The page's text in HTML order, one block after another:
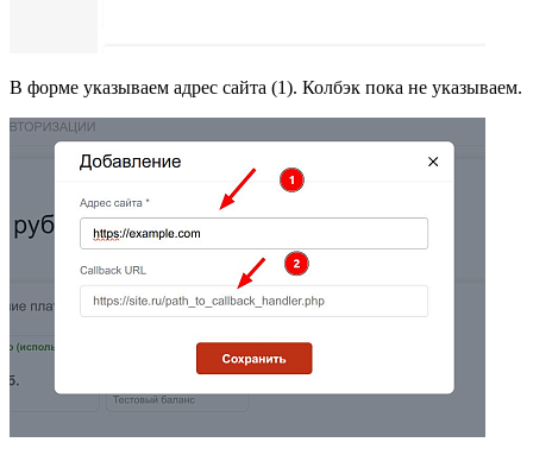
В форме указываем адрес сайта (1). Колбэк пока не указываем.